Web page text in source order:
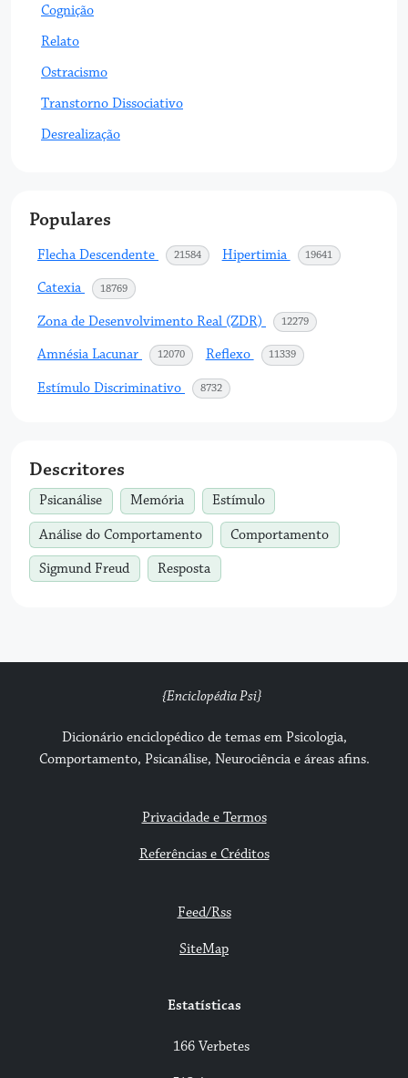
Cognição
Relato
Ostracismo
Transtorno Dissociativo
Desrealização
Populares
Flecha Descendente 21584acessosHipertimia 19641acessos
Catexia 18769acessos
Zona de Desenvolvimento Real (ZDR) 12279acessos
Amnésia Lacunar 12070acessosReflexo 11339acessos
Estímulo Discriminativo 8732acessos
Descritores
Psicanálise Memória Estímulo
Análise do Comportamento Comportamento
Sigmund Freud Resposta
{Enciclopédia Psi}
Dicionário enciclopédico de temas em Psicologia,
Comportamento, Psicanálise, Neurociência e áreas afins.
Privacidade e Termos
Referências e Créditos
Feed/Rss
SiteMap
Estatísticas
166 Verbetes